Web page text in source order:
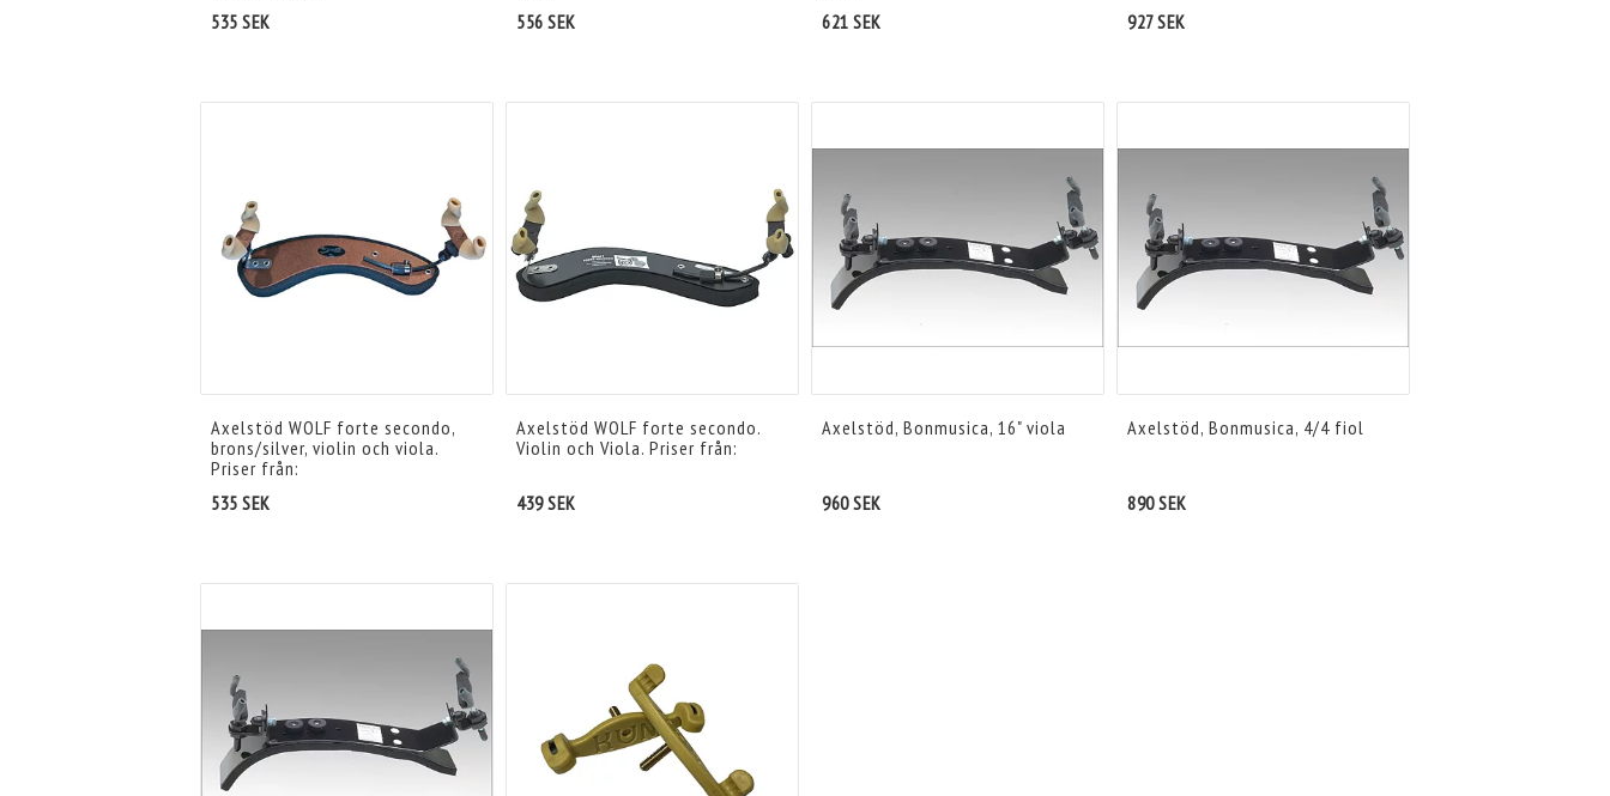
535 SEK
556 SEK
621 SEK
927 SEK
Axelstöd WOLF forte secondo,
brons/silver, violin och viola.
Priser från:
535 SEK
Axelstöd WOLF forte secondo.
Violin och Viola. Priser från:
439 SEK
Axelstöd, Bonmusica, 16" viola
960 SEK
Axelstöd, Bonmusica, 4/4 fiol
890 SEK